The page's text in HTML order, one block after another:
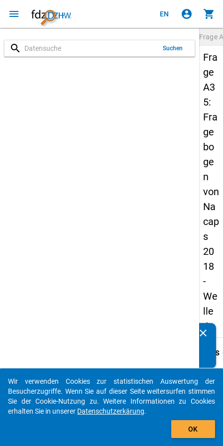
menu EN account_circle shopping_cart
search Suchen
Frage
Fra
ge
A3
5:
Fra
ge
bo
ge
n
von
Na
cap
s
20
18
-
We
lle
4
Details
A35
In
clear
auto_stories
add_shopping_cart
Wir verwenden Cookies zur statistischen Auswertung der
Besucherzugriffe. Wenn Sie auf dieser Seite weitersurfen stimmen
Sie der Cookie-Nutzung zu. Weitere Informationen zu Cookies
erhalten Sie in unserer Datenschutzerkärung.
OK